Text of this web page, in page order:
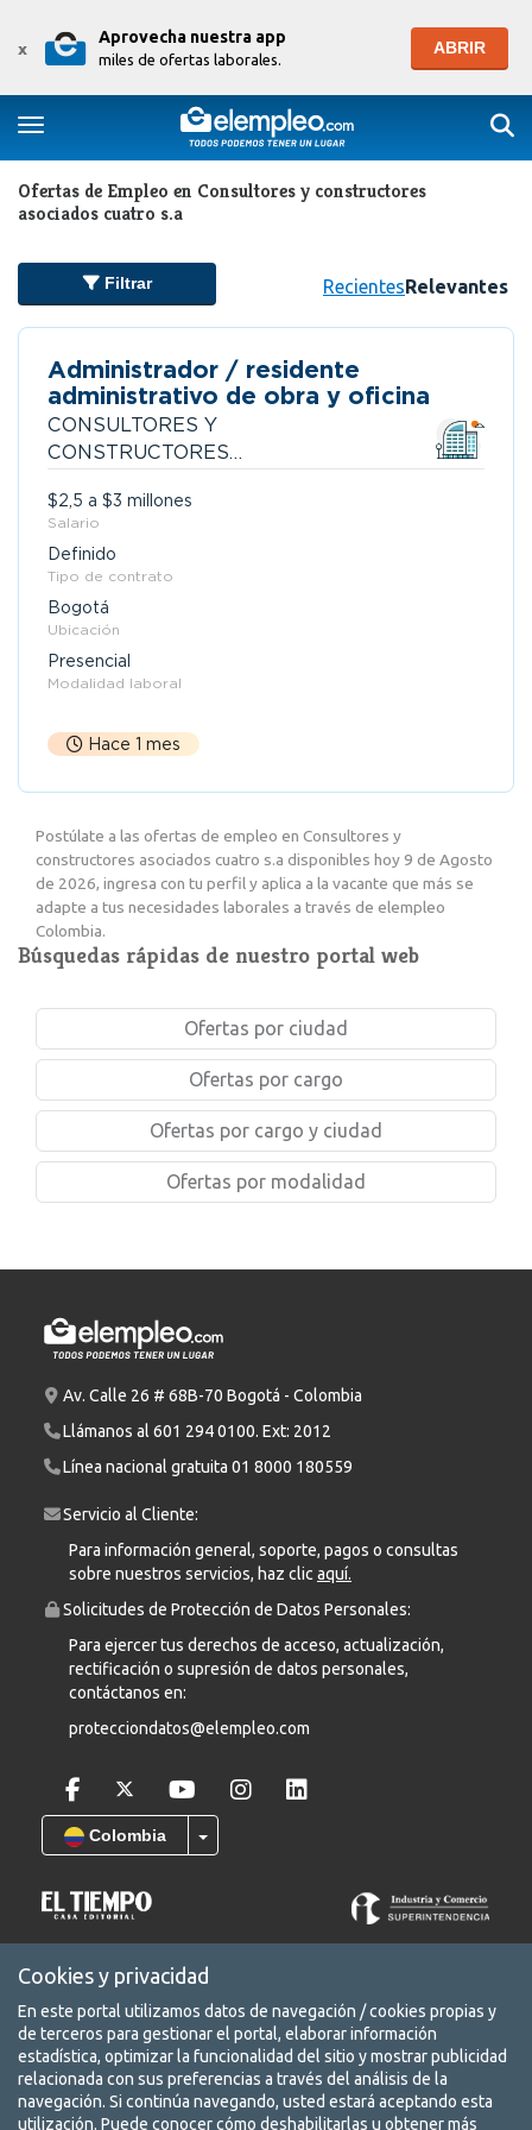
x
Aprovecha nuestra app
miles de ofertas laborales.
ABRIR
Toggle navigation
Ofertas de Empleo en Consultores y constructores
asociados cuatro s.a
Filtrar RecientesRelevantes
Administrador / residente
administrativo de obra y oficina
CONSULTORES Y
CONSTRUCTORES
$2,5 a $3 millones
Salario
Definido
Tipo de contrato
Bogotá
Ubicación
Presencial
Modalidad laboral
Hace 1 mes
Postúlate a las ofertas de empleo en Consultores y
constructores asociados cuatro s.a disponibles hoy 9 de Agosto
de 2026, ingresa con tu perfil y aplica a la vacante que más se
adapte a tus necesidades laborales a través de elempleo
Colombia.
Búsquedas rápidas de nuestro portal web
Ofertas por ciudad
Ofertas por cargo
Ofertas por cargo y ciudad
Ofertas por modalidad
Av. Calle 26 # 68B-70 Bogotá - Colombia
Llámanos al 601 294 0100. Ext: 2012
Línea nacional gratuita 01 8000 180559
Servicio al Cliente:
Para información general, soporte, pagos o consultas
sobre nuestros servicios, haz clicaquí.
Solicitudes de Protección de Datos Personales:
Para ejercer tus derechos de acceso, actualización,
rectificación o supresión de datos personales,
contáctanos en:
protecciondatos@elempleo.com
Colombia
COPYRIGHT © 2026 Leadearsearch S.A.S Prohibida su reproducción
total o parcial, así como su traducción a cualquier idioma sin
autorización escrita de su titular. elempleo.com es un producto de
Leadearsearch S.A.S. Nit. 8300651578.
Términos y condiciones
Aviso de privacidad
Protección de datos
Cookies y privacidad
En este portal utilizamos datos de navegación / cookies propias y
de terceros para gestionar el portal, elaborar información
estadística, optimizar la funcionalidad del sitio y mostrar publicidad
relacionada con sus preferencias a través del análisis de la
navegación. Si continúa navegando, usted estará aceptando esta
utilización. Puede conocer cómo deshabilitarlas u obtener más